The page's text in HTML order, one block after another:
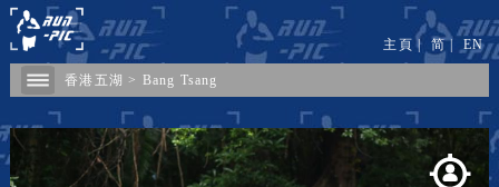
香港五湖 > Bang Tsang
主頁 | 简| EN